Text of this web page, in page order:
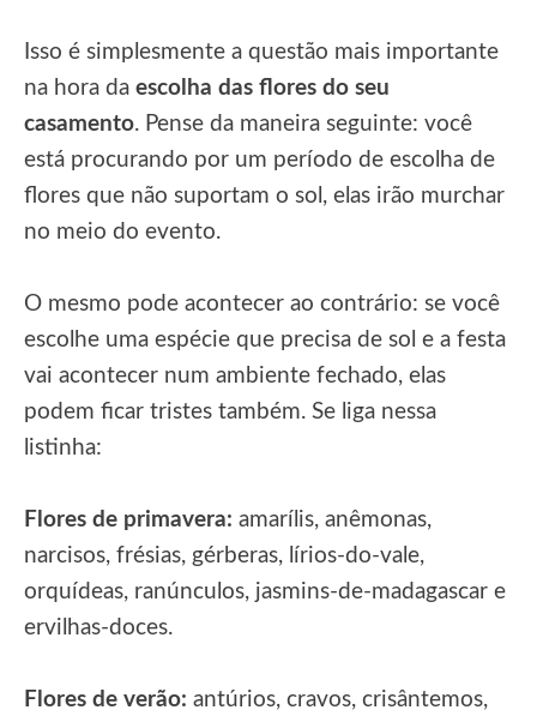
Isso é simplesmente a questão mais importante
na hora da escolha das flores do seu
casamento. Pense da maneira seguinte: você
está procurando por um período de escolha de
flores que não suportam o sol, elas irão murchar
no meio do evento.
O mesmo pode acontecer ao contrário: se você
escolhe uma espécie que precisa de sol e a festa
vai acontecer num ambiente fechado, elas
podem ficar tristes também. Se liga nessa
listinha:
Flores de primavera: amarílis, anêmonas,
narcisos, frésias, gérberas, lírios-do-vale,
orquídeas, ranúnculos, jasmins-de-madagascar e
ervilhas-doces.
Flores de verão: antúrios, cravos, crisântemos,